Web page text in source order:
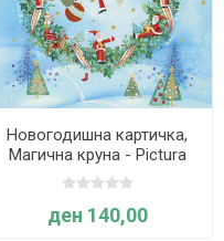
Новогодишна картичка,
Магична круна - Pictura
ден 140,00